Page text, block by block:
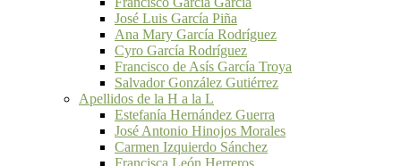
José Luis García Piña
Ana Mary García Rodríguez
Cyro García Rodríguez
Francisco de Asís García Troya
Salvador González Gutiérrez
Apellidos de la H a la L
Estefanía Hernández Guerra
José Antonio Hinojos Morales
Carmen Izquierdo Sánchez
Francisca León Herreros